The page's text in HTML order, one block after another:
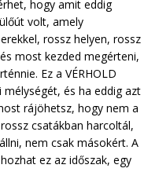
hogy amit eddig
volt, amely
rossz helyen, rossz
most kezded megérteni,
Ez a VÉRHOLD
és ha eddig azt
rájöhetsz, hogy nem a
csatákban harcoltál,
nem csak másokért. A
ez az időszak, egy